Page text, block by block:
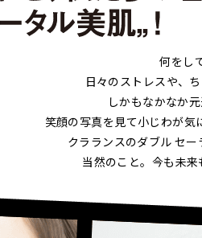
何をし
日々のストレスや、
しかもなかなか
笑顔の写真を見て小じわが
クラランスのダブル セ
当然のこと。今も未来